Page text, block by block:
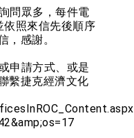
統發表國慶演說
盼面對未來挑戰 堅持
問眾多，每件電
照來信先後順序
，感謝。
申請方式、或是
繫捷克經濟文化